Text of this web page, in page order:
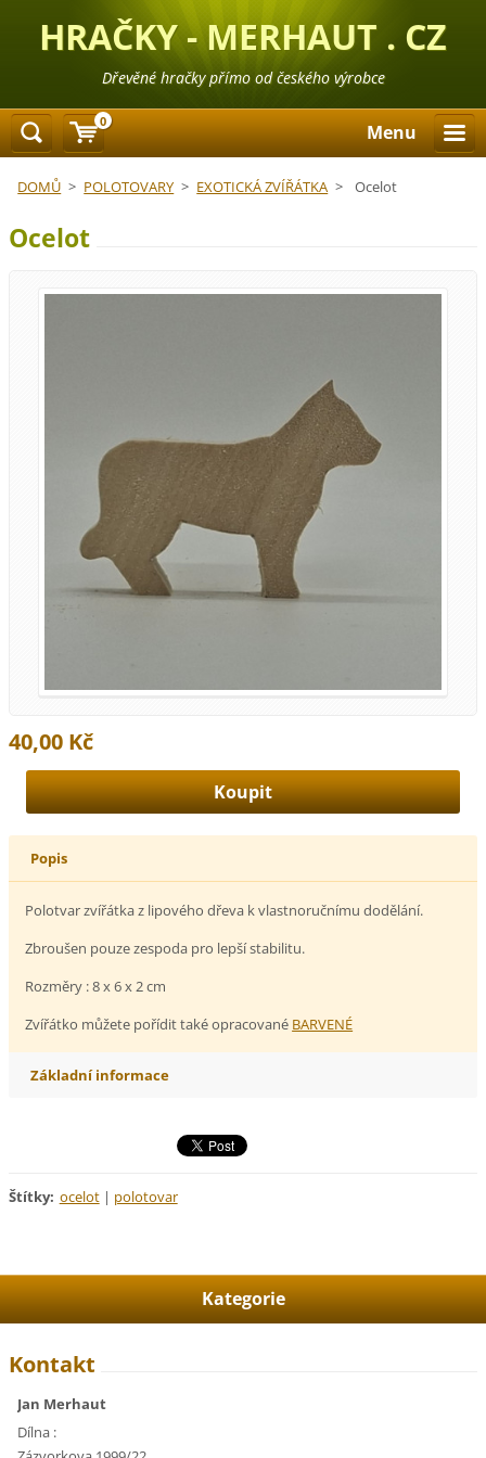
HRAČKY - MERHAUT . CZ
Dřevěné hračky přímo od českého výrobce
Menu
DOMŮ > POLOTOVARY > EXOTICKÁ ZVÍŘÁTKA > Ocelot
Ocelot
40,00 Kč
Popis
Polotvar zvířátka z lipového dřeva k vlastnoručnímu dodělání.
Zbroušen pouze zespoda pro lepší stabilitu.
Rozměry : 8 x 6 x 2 cm
Zvířátko můžete pořídit také opracované BARVENÉ
Základní informace
Štítky: ocelot | polotovar
Kategorie
Kontakt
Jan Merhaut
Dílna :
0